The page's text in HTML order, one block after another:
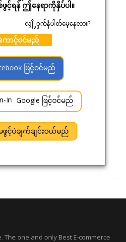
ရန် ဤနေရာကိုနှိပ်ပါ။
လျှို့ဝှက်နံပါတ်မေ့နေလား?
ာင့်ဝင်မည်
ဖြင့်ဝင်မည်
Google ဖြင့်ဝင်မည်
င့်ပဲချက်ချင်းဝယ်မည်
one and only Best E-commerce